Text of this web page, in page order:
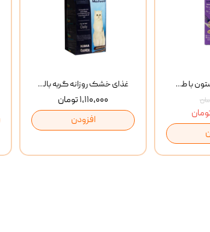
غذای خشک روزانه گربه بالغ مفید MoFeed Adult Daily Cat Food وزن 2 کیلوگرم
۱,۱۱۰,۰۰۰ تومان
افزودن
بستنی گربه وینستون با طعم مرغ و ماهی Winstone Chicken & Fish بسته 8 عددی